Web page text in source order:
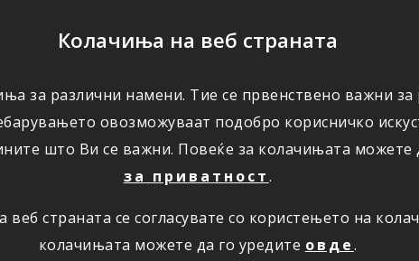
Колачиња на веб страната
за различни намени. Тие се првенствено важни за
овозможуваат подобро корисничко
што Ви се важни. Повеќе за колачињата можете
за приватност.
страната се согласувате со користењето на
колачињата можете да го уредите овде.
ПОВОЛНОСТИ КОРИСНО ЗА НАС